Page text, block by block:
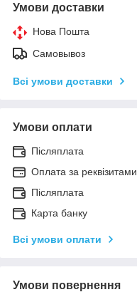
Умови доставки
Нова Пошта
Самовывоз
Всі умови доставки
Умови оплати
Післяплата
Оплата за реквізитами
Післяплата
Карта банку
Всі умови оплати
Умови повернення